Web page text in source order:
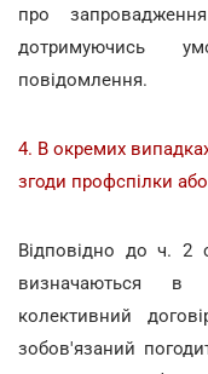
про
дотримуючись
повідомлення.
4. В окремих
згоди профспілки
Відповідно до ч. 2
визначаються в
колективний
зобов'язаний